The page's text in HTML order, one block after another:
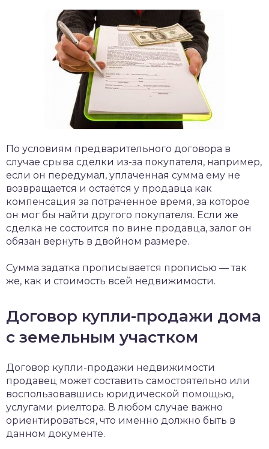
По условиям предварительного договора в
случае срыва сделки из-за покупателя, например,
если он передумал, уплаченная сумма ему не
возвращается и остаётся у продавца как
компенсация за потраченное время, за которое
он мог бы найти другого покупателя. Если же
сделка не состоится по вине продавца, залог он
обязан вернуть в двойном размере.
Сумма задатка прописывается прописью — так
же, как и стоимость всей недвижимости.
Договор купли-продажи дома
с земельным участком
Договор купли-продажи недвижимости
продавец может составить самостоятельно или
воспользовавшись юридической помощью,
услугами риелтора. В любом случае важно
ориентироваться, что именно должно быть в
данном документе.